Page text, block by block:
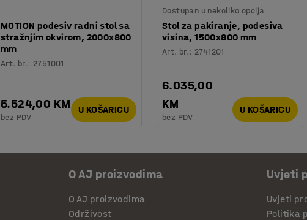
MOTION podesiv radni stol sa
stražnjim okvirom, 2000x800
mm
Art. br.: 2751001
5.524,00 KM
bez PDV
U KOŠARICU
Dostupan u nekoliko opcija
Stol za pakiranje, podesiva
visina, 1500x800 mm
Art. br.: 2741201
6.035,00
KM
bez PDV
U KOŠARICU
O AJ proizvodima
O AJ proizvodima
Održivost
Uvjeti
Uvjeti
Politika